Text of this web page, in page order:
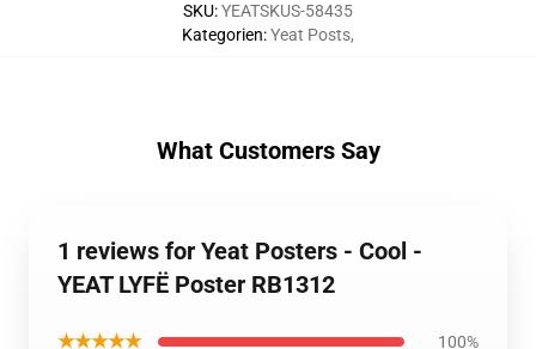
SKU:YEATSKUS-58435
Kategorien:Yeat Posts,
What Customers Say
1 reviews for Yeat Posters - Cool -
YEAT LYFË Poster RB1312
★★★★★ 100%